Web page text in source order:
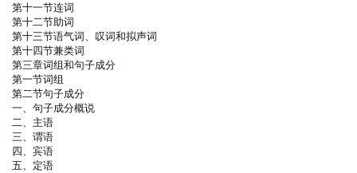
第十一节连词
第十二节助词
第十三节语气词、叹词和拟声词
第十四节兼类词
第三章词组和句子成分
第一节词组
第二节句子成分
一、句子成分概说
二、主语
三、谓语
四、宾语
五、定语